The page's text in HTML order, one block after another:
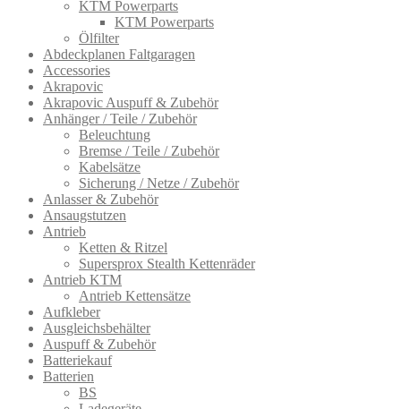
KTM Powerparts
KTM Powerparts
Ölfilter
Abdeckplanen Faltgaragen
Accessories
Akrapovic
Akrapovic Auspuff & Zubehör
Anhänger / Teile / Zubehör
Beleuchtung
Bremse / Teile / Zubehör
Kabelsätze
Sicherung / Netze / Zubehör
Anlasser & Zubehör
Ansaugstutzen
Antrieb
Ketten & Ritzel
Supersprox Stealth Kettenräder
Antrieb KTM
Antrieb Kettensätze
Aufkleber
Ausgleichsbehälter
Auspuff & Zubehör
Batteriekauf
Batterien
BS